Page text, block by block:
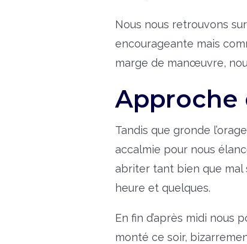
Nous nous retrouvons
encourageante mais
marge de manœuvre,
Approche
Tandis que gronde
accalmie pour nous
abriter tant bien que mal
heure et quelques.
En fin d’après midi nous
monté ce soir,